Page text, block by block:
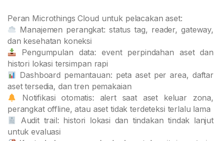
Peran Microthings Cloud untuk pelacakan aset:
Manajemen perangkat: status tag, reader, gateway,
dan kesehatan koneksi
Pengumpulan data: event perpindahan aset dan
histori lokasi tersimpan rapi
Dashboard pemantauan: peta aset per area, daftar
aset tersedia, dan tren pemakaian
Notifikasi otomatis: alert saat aset keluar zona,
perangkat offline, atau aset tidak terdeteksi terlalu lama
Audit trail: histori lokasi dan tindakan tindak lanjut
untuk evaluasi